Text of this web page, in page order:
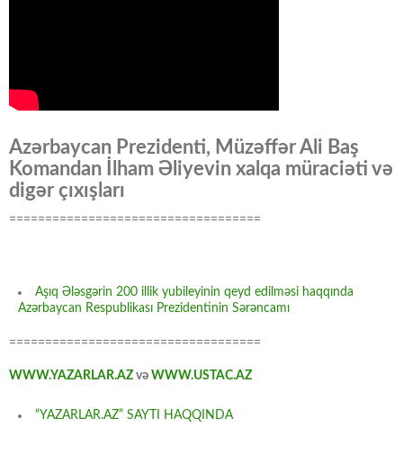
Azərbaycan Prezidenti, Müzəffər Ali Baş
Komandan İlham Əliyevin xalqa müraciəti və
digər çıxışları
===================================
Aşıq Ələsgərin 200 illik yubileyinin qeyd edilməsi haqqında
Azərbaycan Respublikası Prezidentinin Sərəncamı
===================================
WWW.YAZARLAR.AZ və WWW.USTAC.AZ
“YAZARLAR.AZ” SAYTI HAQQINDA